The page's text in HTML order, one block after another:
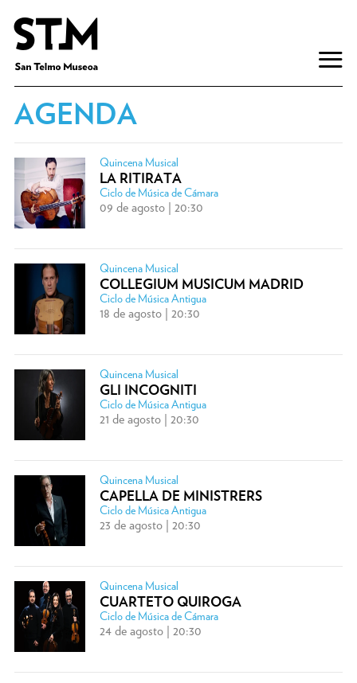
AGENDA
Quincena Musical
LA RITIRATA
Ciclo de Música de Cámara
09 de agosto | 20:30
Quincena Musical
COLLEGIUM MUSICUM MADRID
Ciclo de Música Antigua
18 de agosto | 20:30
Quincena Musical
GLI INCOGNITI
Ciclo de Música Antigua
21 de agosto | 20:30
Quincena Musical
CAPELLA DE MINISTRERS
Ciclo de Música Antigua
23 de agosto | 20:30
Quincena Musical
CUARTETO QUIROGA
Ciclo de Música de Cámara
24 de agosto | 20:30